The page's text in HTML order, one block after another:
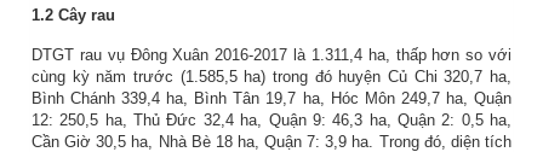
1.2 Cây rau
DTGT rau vụ Đông Xuân 2016-2017 là 1.311,4 ha, thấp hơn so với
cùng kỳ năm trước (1.585,5 ha) trong đó huyện Củ Chi 320,7 ha,
Bình Chánh 339,4 ha, Bình Tân 19,7 ha, Hóc Môn 249,7 ha, Quận
12: 250,5 ha, Thủ Đức 32,4 ha, Quận 9: 46,3 ha, Quận 2: 0,5 ha,
Cần Giờ 30,5 ha, Nhà Bè 18 ha, Quận 7: 3,9 ha. Trong đó, diện tích